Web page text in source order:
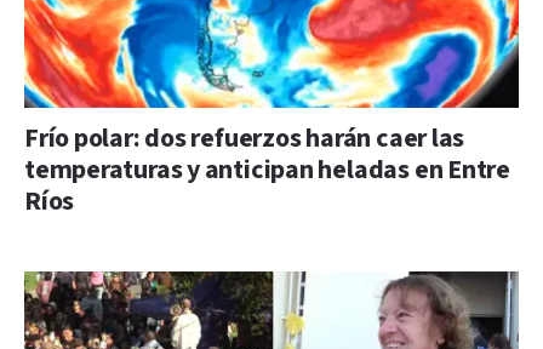
Frío polar: dos refuerzos harán caer las
temperaturas y anticipan heladas en Entre
Ríos